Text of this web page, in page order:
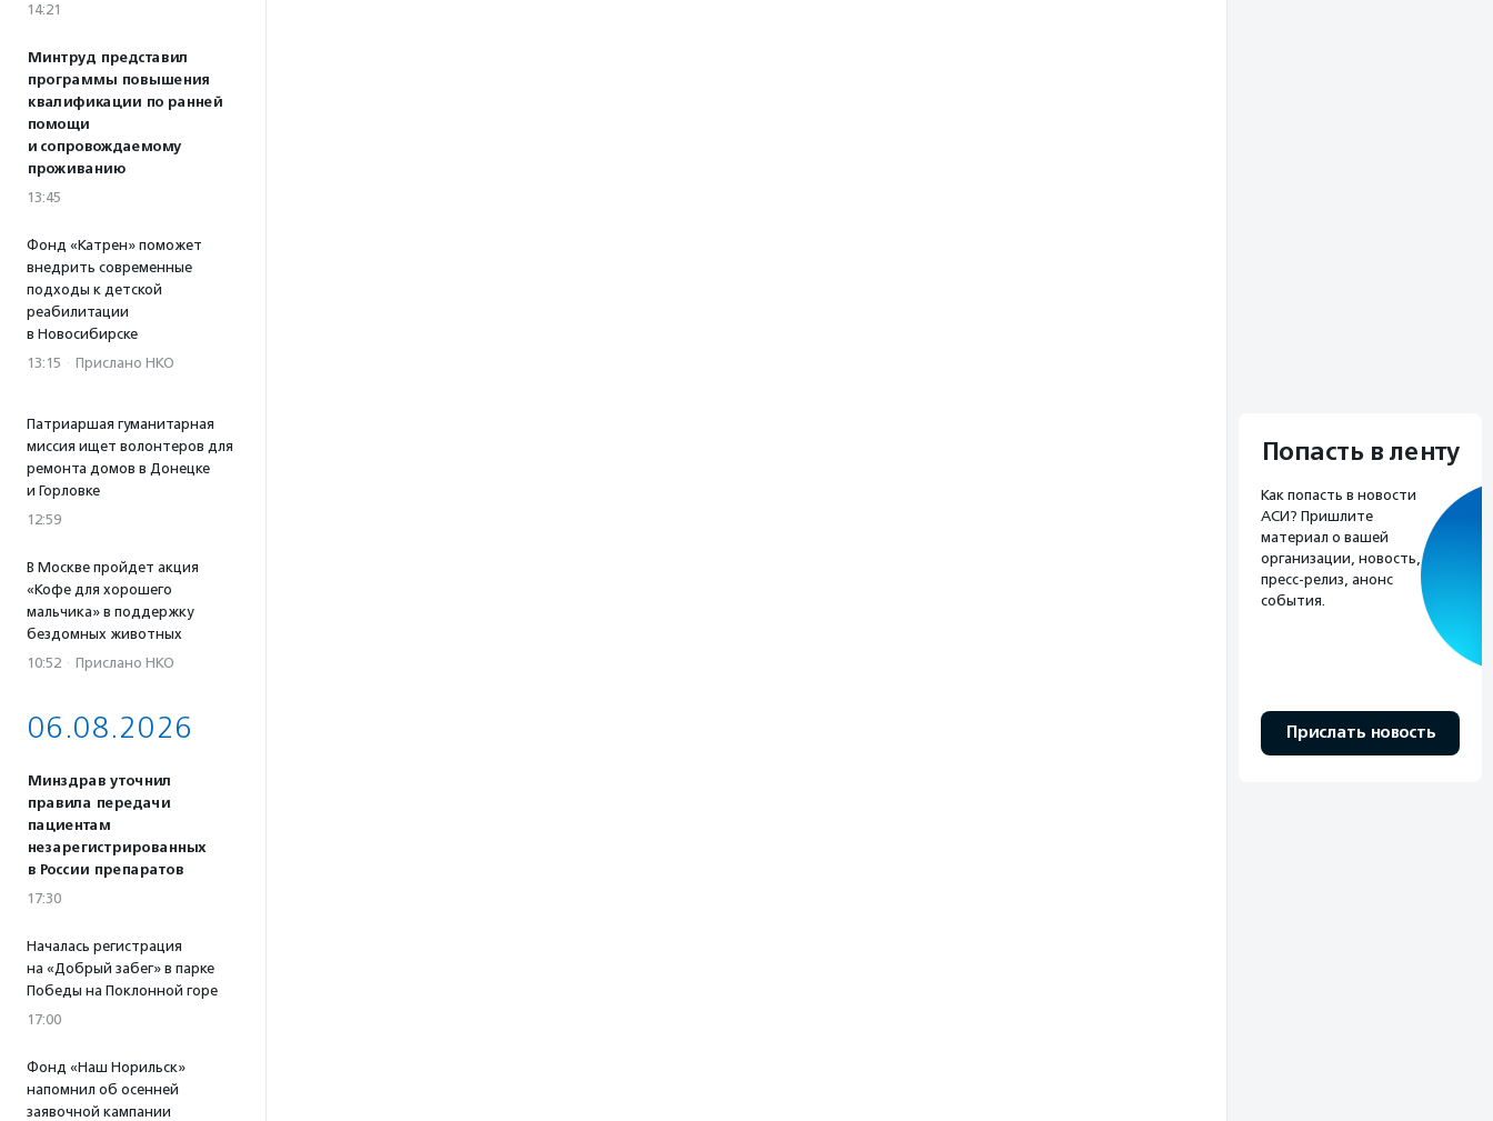
14:21
Минтруд представил
программы повышения
квалификации по ранней
помощи
и сопровождаемому
проживанию
13:45
Фонд «Катрен» поможет
внедрить современные
подходы к детской
реабилитации
в Новосибирске
13:15 · Прислано НКО
Патриаршая гуманитарная
миссия ищет волонтеров для
ремонта домов в Донецке
и Горловке
12:59
В Москве пройдет акция
«Кофе для хорошего
мальчика» в поддержку
бездомных животных
10:52 · Прислано НКО
06.08.2026
Минздрав уточнил
правила передачи
пациентам
незарегистрированных
в России препаратов
17:30
Началась регистрация
на «Добрый забег» в парке
Победы на Поклонной горе
17:00
Фонд «Наш Норильск»
напомнил об осенней
заявочной кампании
Попасть в ленту
Как попасть в новости
АСИ? Пришлите
материал о вашей
организации, новость,
пресс-релиз, анонс
события.
Прислать новость